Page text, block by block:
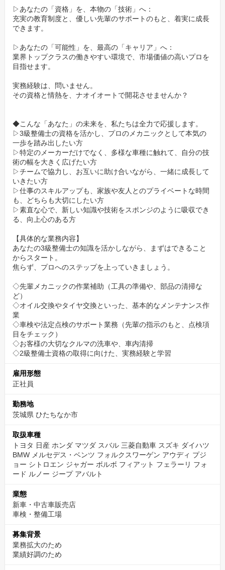
さらに、サービスメカニックの平均残業は月16.9時間と驚きの少
なさ。
プライベートの時間を大切にできるから、仕事にも集中できるの
✨【一人にしない、させない】安心のメンター制度
入社後は、経験豊富な先輩がマンツーマンであなたを指導する
「こんなこと聞いたら怒られるかな…」なんて心配は一切不要。
困っている仲間がいれば、部署や役職に関係なく助け合うのが、
私たちの文化です。
✨【未来の自分も安心】男女ともに育休取得率100%
安心して長く働けるよう、あなたの生活基盤をしっかり支えま
す。
賞与（昨年度実績3ヶ月分）も完備。
さらに、男女ともに育休取得率100%という実績は、あなたの将来
のライフプランを会社が応援している、何よりの証です。
▷あなたの「資格」を、本物の「技術」へ：
充実の教育制度と、優しい先輩のサポートのもと、着実に成長
できます。
▷あなたの「可能性」を、最高の「キャリア」へ：
業界トップクラスの働きやすい環境で、市場価値の高いプロを
目指せます。
実務経験は、問いません。
その資格と情熱を、ナオイオートで開花させませんか？
◆こんな「あなた」の未来を、私たちは全力で応援します。
▷3級整備士の資格を活かし、プロのメカニックとして本気の
一歩を踏み出したい方
▷特定のメーカーだけでなく、多様な車種に触れて、自分の技
術の幅を大きく広げたい方
▷チームで協力し、お互いに助け合いながら、一緒に成長して
いきたい方
▷仕事のスキルアップも、家族や友人とのプライベートな時間
も、どちらも大切にしたい方
▷素直な心で、新しい知識や技術をスポンジのように吸収でき
る、向上心のある方
【具体的な業務内容】
あなたの3級整備士の知識を活かしながら、まずはできること
からスタート。
焦らず、プロへのステップを上っていきましょう。
◇先輩メカニックの作業補助（工具の準備や、部品の清掃な
ど）
◇オイル交換やタイヤ交換といった、基本的なメンテナンス作
業
◇車検や法定点検のサポート業務（先輩の指示のもと、点検項
目をチェック）
◇お客様の大切なクルマの洗車や、車内清掃
◇2級整備士資格の取得に向けた、実務経験と学習
雇用形態
正社員
勤務地
茨城県 ひたちなか市
取扱車種
トヨタ 日産 ホンダ マツダ スバル 三菱自動車 スズキ ダイハツ
BMW メルセデス・ベンツ フォルクスワーゲン アウディ プジ
ョー シトロエン ジャガー ボルボ フィアット フェラーリ フォ
ード ルノー ジープ アバルト
業態
新車・中古車販売店
車検・整備工場
募集背景
業務拡大のため
業績好調のため